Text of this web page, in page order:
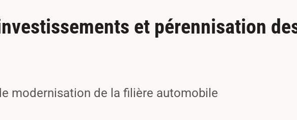
et pérennisation
modernisation de la filière automobile